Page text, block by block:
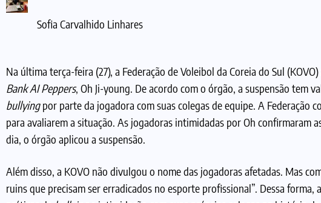
Sofia Carvalhido Linhares
Na última terça-feira (27), a Federação de Voleibol da Coreia do Sul
Bank AI Peppers, Oh Ji-young. De acordo com o órgão, a suspensão tem
bullyingpor parte da jogadora com suas colegas de equipe. A Federação
para avaliarem a situação. As jogadoras intimidadas por Oh confirmaram
dia, o órgão aplicou a suspensão.
Além disso, a KOVO não divulgou o nome das jogadoras afetadas. Mas
ruins que precisam ser erradicados no esporte profissional”. Dessa